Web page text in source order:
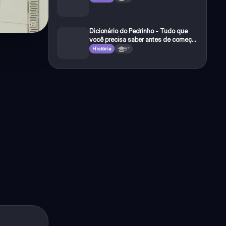
Dicionário do Pedrinho - Tudo que
você precisa saber antes de começar
a e studar o segundo reinado!
História 8°